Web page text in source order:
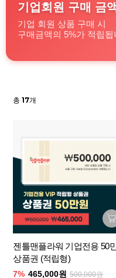
기업회원 구매 금
기업 회원 상품 구매 시
구매금액의 5%가 적립됩
총17개
젠틀맨플라워 기업전용 50
상품권 (적립형)
7% 465,000원 500,000원